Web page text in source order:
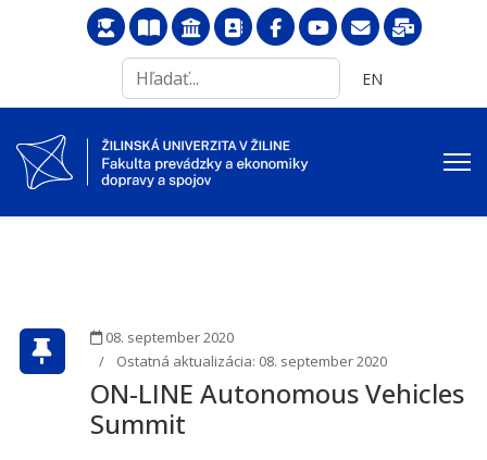
...
Vyberte váš jazyk
EN
08. september 2020
Ostatná aktualizácia: 08. september 2020
ON-LINE Autonomous Vehicles
Summit